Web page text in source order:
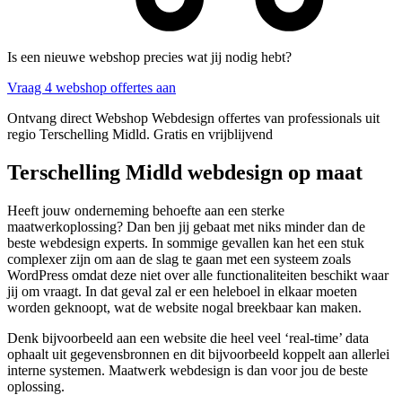
Is een nieuwe webshop precies wat jij nodig hebt?
Vraag 4 webshop offertes aan
Ontvang direct Webshop Webdesign offertes van professionals uit
regio Terschelling Midld. Gratis en vrijblijvend
Terschelling Midld webdesign op maat
Heeft jouw onderneming behoefte aan een sterke
maatwerkoplossing? Dan ben jij gebaat met niks minder dan de
beste webdesign experts. In sommige gevallen kan het een stuk
complexer zijn om aan de slag te gaan met een systeem zoals
WordPress omdat deze niet over alle functionaliteiten beschikt waar
jij om vraagt. In dat geval zal er een heleboel in elkaar moeten
worden geknoopt, wat de website nogal breekbaar kan maken.
Denk bijvoorbeeld aan een website die heel veel ‘real-time’ data
ophaalt uit gegevensbronnen en dit bijvoorbeeld koppelt aan allerlei
interne systemen. Maatwerk webdesign is dan voor jou de beste
oplossing.